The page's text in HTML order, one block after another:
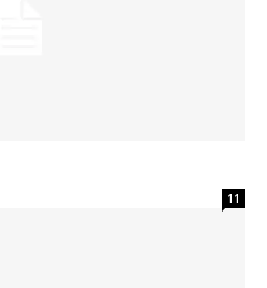
11